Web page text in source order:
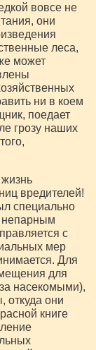
вовсе не
они
леса,
может
ни в коем
поедает
грозу наших
вредителей!
специально
непарным
с
мер
Для
для
насекомыми),
откуда они
книге